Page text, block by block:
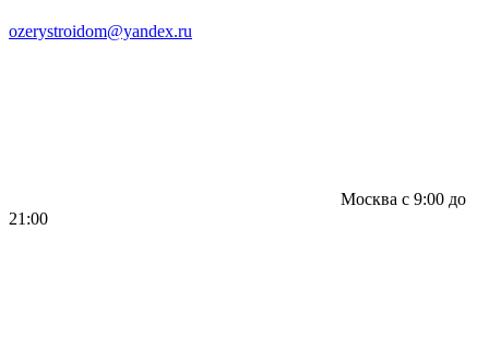
ozerystroidom@yandex.ru
Москва с 9:00 до
21:00